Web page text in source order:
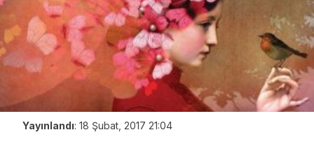
Yayınlandı: 18 Şubat, 2017 21:04